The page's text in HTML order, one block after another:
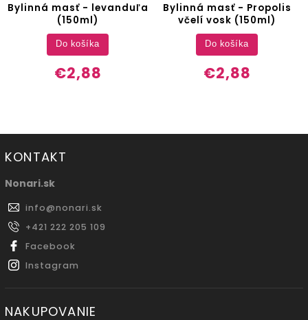
Bylinná masť - levanduľa
(150ml)
€2,88
Do košíka
Bylinná masť - Propolis
včelí vosk (150ml)
€2,88
Do košíka
KONTAKT
Nonari.sk
info@nonari.sk
+421 222 205 109
Facebook
Instagram
NAKUPOVANIE